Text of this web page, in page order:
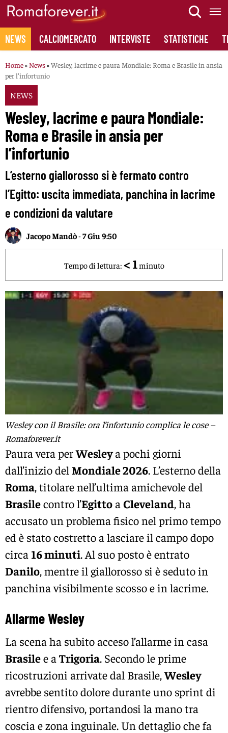
Skip
content
NEWS CALCIOMERCATO INTERVISTE STATISTICHE
Home» News»Wesley, lacrime e paura Mondiale: Roma e Brasile in ansia
per l’infortunio
NEWS
Wesley, lacrime e paura Mondiale:
Roma e Brasile in ansia per
l’infortunio
L’esterno giallorosso si è fermato contro
l’Egitto: uscita immediata, panchina in lacrime
e condizioni da valutare
Jacopo Mandò-7 Giu 9:50
Tempo di lettura: < 1 minuto
Wesley con il Brasile: ora l’infortunio complica le cose –
Romaforever.it
Paura vera perWesleya pochi giorni
dall’inizio del Mondiale 2026. L’esterno della
Roma, titolare nell’ultima amichevole del
Brasilecontro l’Egittoa Cleveland, ha
accusato un problema fisico nel primo tempo
ed è stato costretto a lasciare il campo dopo
circa 16 minuti. Al suo posto è entrato
Danilo, mentre il giallorosso si è seduto in
panchina visibilmente scosso e in lacrime.
Allarme Wesley
La scena ha subito acceso l’allarme in casa
Brasilee a Trigoria. Secondo le prime
ricostruzioni arrivate dal Brasile,Wesley
avrebbe sentito dolore durante uno sprint di
rientro difensivo, portandosi la mano tra
coscia e zona inguinale. Un dettaglio che fa